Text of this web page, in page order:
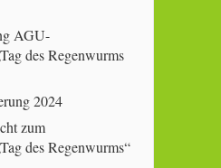
AGU-
des Regenwurms
2024
zum
des Regenwurms“